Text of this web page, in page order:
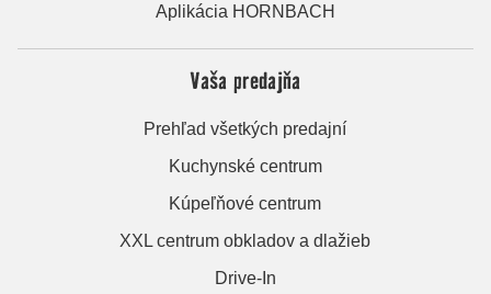
Aplikácia HORNBACH
Vaša predajňa
Prehľad všetkých predajní
Kuchynské centrum
Kúpeľňové centrum
XXL centrum obkladov a dlažieb
Drive-In